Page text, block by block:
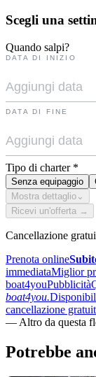
Scegli una
Quando salpi?
DATA DI INIZIO
DATA DI FINE
Tipo di charter *
Senza equipaggio
Mostra dettaglio ⌄
Ricevi un'offerta →
Cancellazione
Prenota online
immediataMiglior
boat4youPubblicità
boat4you.
cancellazione
— Altro da questa
Potrebbe